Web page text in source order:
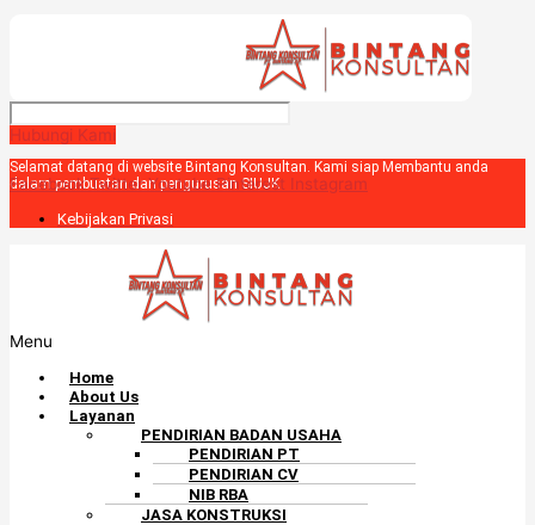
Hubungi Kami
Selamat datang di website Bintang Konsultan. Kami siap Membantu anda
dalam pembuatan dan pengurusan SIUJK
Facebook Twitter Youtube Pinterest Instagram
Kebijakan Privasi
Menu
Home
About Us
Layanan
PENDIRIAN BADAN USAHA
PENDIRIAN PT
PENDIRIAN CV
NIB RBA
JASA KONSTRUKSI